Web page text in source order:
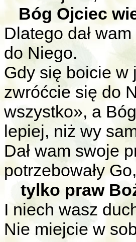
Bóg Ojciec
Dlatego dał
do Niego.
Gdy się boicie w
zwróćcie się do
wszystko», a
lepiej, niż wy
Dał wam swoje
potrzebowały
tylko praw
I niech wasz
Nie miejcie w